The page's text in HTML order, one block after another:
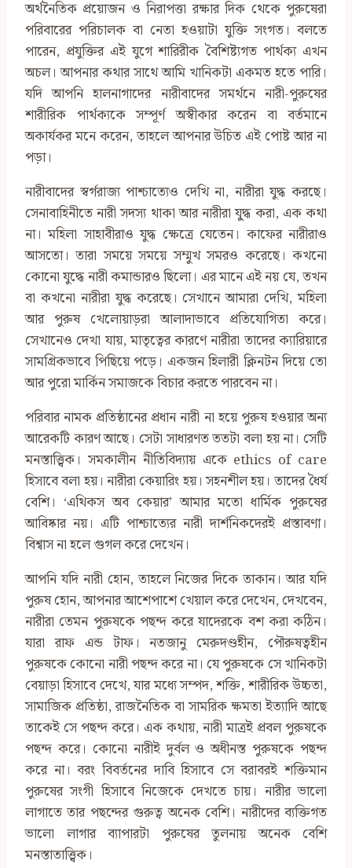
অর্থনৈতিক প্রয়োজন ও নিরাপত্তা রক্ষার দিক থেকে পুরুষেরা
পরিবারের পরিচালক বা নেতা হওয়াটা যুক্তি সংগত। বলতে
পারেন, প্রযুক্তির এই যুগে শারিরীক বৈশিষ্ট্যগত পার্থক্য এখন
অচল। আপনার কথার সাথে আমি খানিকটা একমত হতে পারি।
যদি আপনি হালনাগাদের নারীবাদের সমর্থনে নারী-পুরুষের
শারীরিক পার্থক্যকে সম্পূর্ণ অস্বীকার করেন বা বর্তমানে
অকার্যকর মনে করেন, তাহলে আপনার উচিত এই পোষ্ট আর না
পড়া।
নারীবাদের স্বর্গরাজ্য পাশ্চাত্যেও দেখি না, নারীরা যুদ্ধ করছে।
সেনাবাহিনীতে নারী সদস্য থাকা আর নারীরা যু্দ্ধ করা, এক কথা
না। মহিলা সাহাবীরাও যুদ্ধ ক্ষেত্রে যেতেন। কাফের নারীরাও
আসতো। তারা সময়ে সময়ে সম্মুখ সমরও করেছে। কখনো
কোনো যুদ্ধে নারী কমান্ডারও ছিলো। এর মানে এই নয় যে, তখন
বা কখনো নারীরা যুদ্ধ করেছে। সেখানে আমারা দেখি, মহিলা
আর পুরুষ খেলোয়াড়রা আলাদাভাবে প্রতিযোগিতা করে।
সেখানেও দেখা যায়, মাতৃত্বের কারণে নারীরা তাদের ক্যারিয়ারে
সামগ্রিকভাবে পিছিয়ে পড়ে। একজন হিলারী ক্লিনটন দিয়ে তো
আর পুরো মার্কিন সমাজকে বিচার করতে পারবেন না।
পরিবার নামক প্রতিষ্ঠানের প্রধান নারী না হয়ে পুরুষ হওয়ার অন্য
আরেকটি কারণ আছে। সেটা সাধারণত ততটা বলা হয় না। সেটি
মনস্তাত্ত্বিক। সমকালীন নীতিবিদ্যায় একে ethics of care
হিসাবে বলা হয়। নারীরা কেয়ারিং হয়। সহনশীল হয়। তাদের ধৈর্য
বেশি। ‘এথিকস অব কেয়ার’ আমার মতো ধার্মিক পুরুষের
আবিষ্কার নয়। এটি পাশ্চাত্যের নারী দার্শনিকদেরই প্রস্তাবণা।
বিশ্বাস না হলে গুগল করে দেখেন।
আপনি যদি নারী হোন, তাহলে নিজের দিকে তাকান। আর যদি
পুরুষ হোন, আপনার আশেপাশে খেয়াল করে দেখেন, দেখবেন,
নারীরা তেমন পুরুষকে পছন্দ করে যাদেরকে বশ করা কঠিন।
যারা রাফ এন্ড টাফ। নতজানু মেরুদণ্ডহীন, পৌরুষত্বহীন
পুরুষকে কোনো নারী পছন্দ করে না। যে পুরুষকে সে খানিকটা
বেয়াড়া হিসাবে দেখে, যার মধ্যে সম্পদ, শক্তি, শারীরিক উচ্চতা,
সামাজিক প্রতিষ্ঠা, রাজনৈতিক বা সামরিক ক্ষমতা ইত্যাদি আছে
তাকেই সে পছন্দ করে। এক কথায়, নারী মাত্রই প্রবল পুরুষকে
পছন্দ করে। কোনো নারীই দুর্বল ও অধীনস্ত পুরুষকে পছন্দ
করে না। বরং বিবর্তনের দাবি হিসাবে সে বরাবরই শক্তিমান
পুরুষের সংগী হিসাবে নিজেকে দেখতে চায়। নারীর ভালো
লাগাতে তার পছন্দের গুরুত্ব অনেক বেশি। নারীদের ব্যক্তিগত
ভালো লাগার ব্যাপারটা পুরুষের তুলনায় অনেক বেশি
মনস্তাতাত্ত্বিক।